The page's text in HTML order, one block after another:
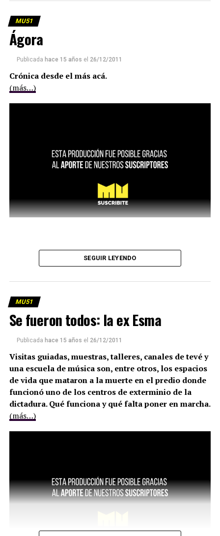
MU51
Ágora
Publicada hace 15 años el 26/12/2011
Crónica desde el más acá.
(más…)
SEGUIR LEYENDO
MU51
Se fueron todos: la ex Esma
Publicada hace 15 años el 26/12/2011
Visitas guiadas, muestras, talleres, canales de tevé y
una escuela de música son, entre otros, los espacios
de vida que mataron a la muerte en el predio donde
funcionó uno de los centros de exterminio de la
dictadura. Qué funciona y qué falta poner en marcha.
(más…)